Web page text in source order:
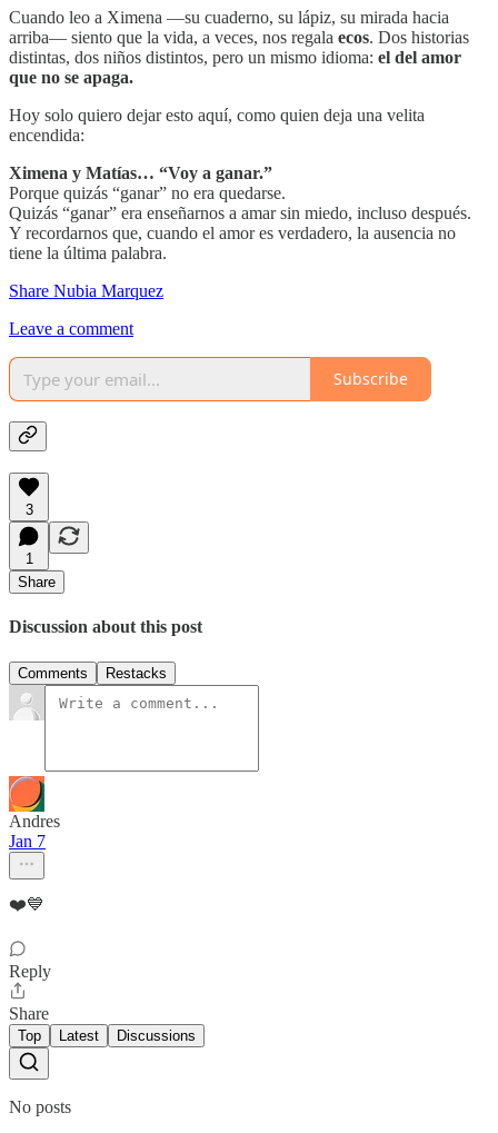
Cuando leo a Ximena —su cuaderno, su lápiz, su mirada hacia
arriba— siento que la vida, a veces, nos regala ecos. Dos historias
distintas, dos niños distintos, pero un mismo idioma: el del amor
que no se apaga.
Hoy solo quiero dejar esto aquí, como quien deja una velita
encendida:
Ximena y Matías… “Voy a ganar.”
Porque quizás “ganar” no era quedarse.
Quizás “ganar” era enseñarnos a amar sin miedo, incluso después.
Y recordarnos que, cuando el amor es verdadero, la ausencia no
tiene la última palabra.
Share Nubia Marquez
Leave a comment
Subscribe
3
1
Share
Discussion about this post
Comments Restacks
Andres
Jan 7
❤️💙
Reply
Share
Top Latest Discussions
No posts